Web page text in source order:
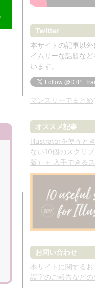
Twitter
本サイトの記事以
イムリーな話題な
います。
マンスリーでまとめ
オススメ記事
Illustratorを使うと
ない10個のスクリ
版）＋ 入手できる
お問い合わせ
本サイトに関するお
誤字のご報告などの